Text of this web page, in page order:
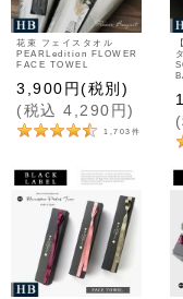
花束 フェイスタオル
PEARLedition FLOWER
FACE TOWEL
3,900円(税別)
(税込 4,290 円)
1,703 件
(